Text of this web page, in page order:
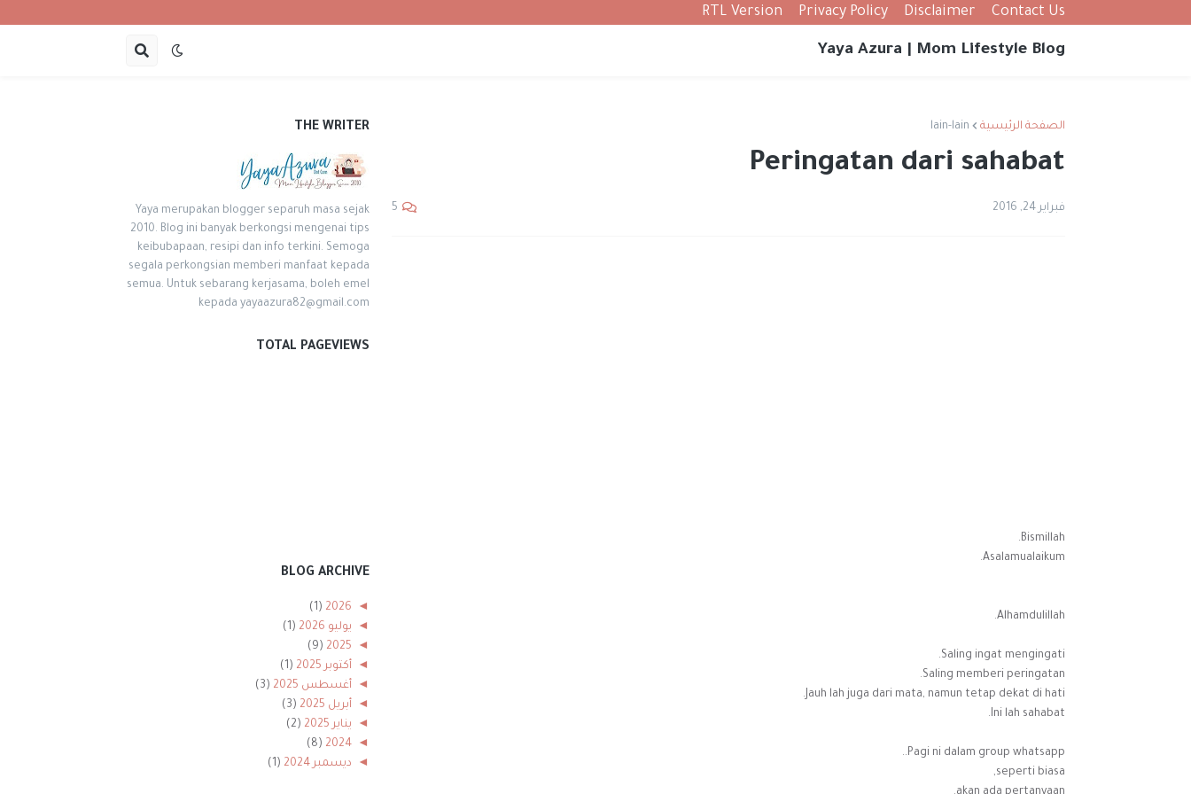
Contact Us
Disclaimer
Privacy Policy
RTL Version
Yaya Azura | Mom Lifestyle Blog
الصفحة الرئيسية lain-lain
Peringatan dari sahabat
فبراير 24, 2016 5
Bismillah.
Asalamualaikum.
Alhamdulillah.
Saling ingat mengingati.
Saling memberi peringatan.
Jauh lah juga dari mata, namun tetap dekat di hati.
Ini lah sahabat.
Pagi ni dalam group whatsapp..
seperti biasa,
THE WRITER
Yaya merupakan blogger separuh masa sejak
2010. Blog ini banyak berkongsi mengenai tips
keibubapaan, resipi dan info terkini. Semoga
segala perkongsian memberi manfaat kepada
semua. Untuk sebarang kerjasama, boleh emel
kepada yayaazura82@gmail.com
TOTAL PAGEVIEWS
BLOG ARCHIVE
◄
2026
(1)
◄ يوليو 2026
(1)
◄
2025
(9)
◄ أكتوبر 2025
(1)
◄ أغسطس 2025
(3)
◄ أبريل 2025
(3)
◄ يناير 2025
(2)
◄
2024
(8)
◄ ديسمبر 2024
(1)